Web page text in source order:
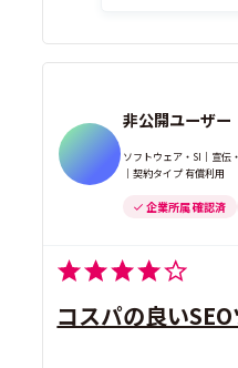
非公開ユーザー
ソフトウェア・SI｜宣伝
｜契約タイプ 有償利用
企業所属 確認済
コスパの良い